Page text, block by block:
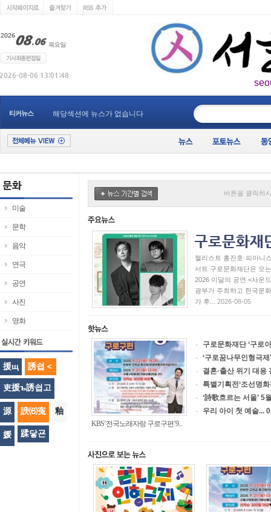
티커뉴스 해당섹션에 뉴스가 없습니다
미술
문학
음악
연극
공연
사진
영화
援щ 誘쇱＜
吏援ъ誘쇱고
源 諛⑹寃 釉
媛 蹂닿굔
버튼을 클릭하
첼리스트 홍진호·피아니
서트 구로문화재단은 오
2026 이달의 공연 <사운
광부가 주최하고 한국문
가 후...
2026-08-05
KBS‘전국노래자랑 구로구편’9...
구로문화재단 ‘구로
‘구로꿈나무인형극
결혼·출산 위기 대응
특별기획전‘조선명
‘詩歌흐르는 서울’ 5
우리 아이 첫 예술...